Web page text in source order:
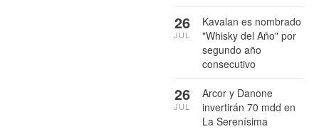
Kavalan es nombrado
"Whisky del Año" por
segundo año
consecutivo
26
JUL
Arcor y Danone
invertirán 70 mdd en
La Serenísima
26
JUL